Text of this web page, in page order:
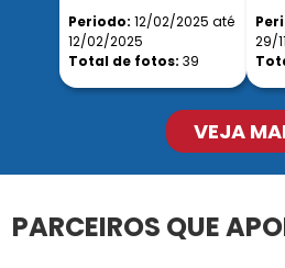
Periodo: 12/02/2025 até
12/02/2025
Total de fotos: 39
29/
VEJA
PARCEIROS QUE